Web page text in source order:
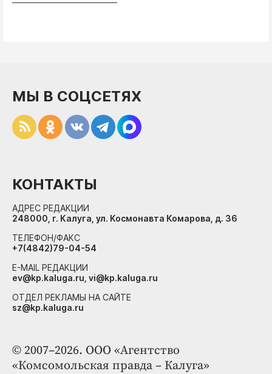
© 2007–2026. ООО «Агентство
«Комсомольская правда – Калуга»
МЫ В СОЦСЕТЯХ
КОНТАКТЫ
АДРЕС РЕДАКЦИИ
248000, г. Калуга, ул. Космонавта Комарова, д. 36
ТЕЛЕФОН/ФАКС
+7(4842)79-04-54
E-MAIL РЕДАКЦИИ
ev@kp.kaluga.ru, vi@kp.kaluga.ru
ОТДЕЛ РЕКЛАМЫ НА САЙТЕ
sz@kp.kaluga.ru